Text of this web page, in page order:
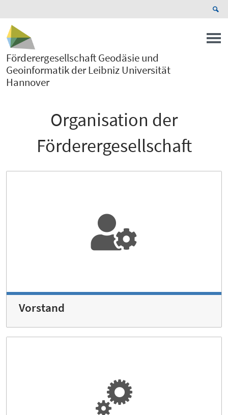
Förderergesellschaft Geodäsie und
Geoinformatik der Leibniz Universität
Hannover
Organisation der
Förderergesellschaft
Vorstand